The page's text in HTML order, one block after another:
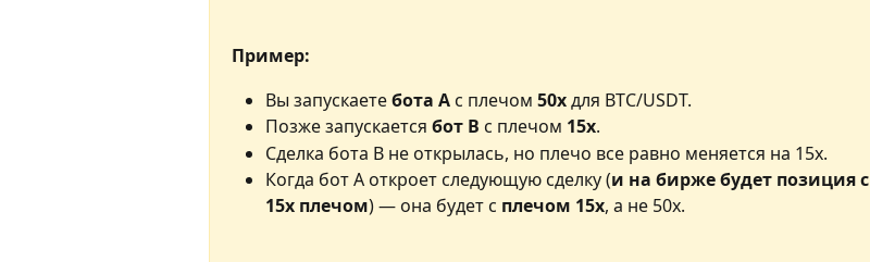
Пример:
Вы запускаете бота A с плечом 50x для BTC/USDT.
Позже запускается бот B с плечом 15x.
Сделка бота B не открылась, но плечо все равно меняется на 15x.
Когда бот A откроет следующую сделку (и на бирже будет позиция с
15х плечом) — она будет с плечом 15x, а не 50x.